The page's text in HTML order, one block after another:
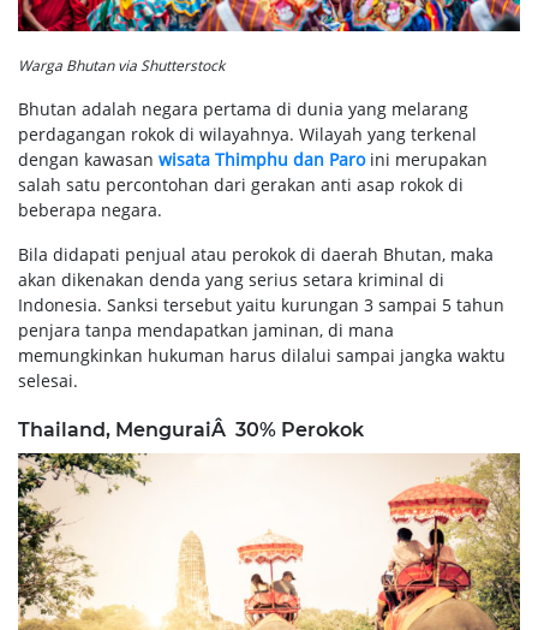
Warga Bhutan via Shutterstock
Bhutan adalah negara pertama di dunia yang melarang
perdagangan rokok di wilayahnya. Wilayah yang terkenal
dengan kawasan wisata Thimphu dan Paroini merupakan
salah satu percontohan dari gerakan anti asap rokok di
beberapa negara.
Bila didapati penjual atau perokok di daerah Bhutan, maka
akan dikenakan denda yang serius setara kriminal di
Indonesia. Sanksi tersebut yaitu kurungan 3 sampai 5 tahun
penjara tanpa mendapatkan jaminan, di mana
memungkinkan hukuman harus dilalui sampai jangka waktu
selesai.
Thailand, MenguraiÂ 30% Perokok